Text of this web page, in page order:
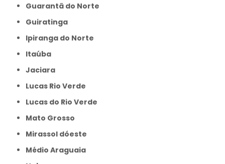
Guarantã do Norte
Guiratinga
Ipiranga do Norte
Itaúba
Jaciara
Lucas Rio Verde
Lucas do Rio Verde
Mato Grosso
Mirassol dóeste
Médio Araguaia